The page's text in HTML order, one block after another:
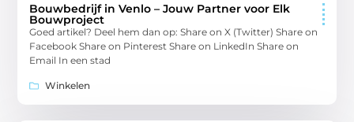
Bouwbedrijf in Venlo – Jouw Partner voor Elk
Bouwproject
Goed artikel? Deel hem dan op: Share on X (Twitter) Share on
Facebook Share on Pinterest Share on LinkedIn Share on
Email In een stad
Winkelen